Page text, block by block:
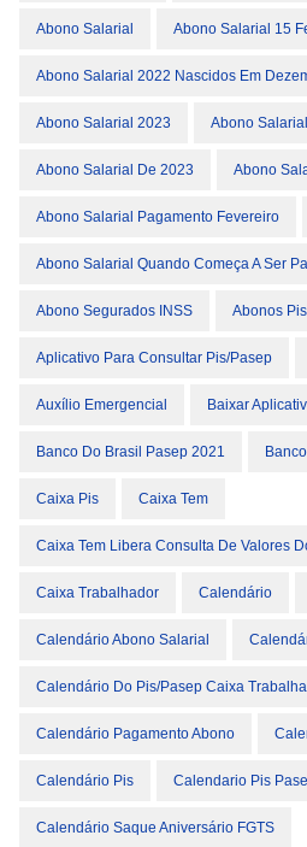
Abono Salarial Abono Salarial 15
Abono Salarial 2022 Nascidos Em
Abono Salarial 2023 Abono
Abono Salarial De 2023 Abono
Abono Salarial Pagamento Fevereiro
Abono Salarial Quando Começa A Ser
Abono Segurados INSS Abonos
Aplicativo Para Consultar Pis/pasep
Auxílio Emergencial Baixar
Banco Do Brasil Pasep 2021
Caixa Pis Caixa Tem
Caixa Tem Libera Consulta De Valores
Caixa Trabalhador Calendário
Calendário Abono Salarial
Calendário Do Pis/pasep Caixa
Calendário Pagamento Abono
Calendário Pis Calendario Pis
Calendário Saque Aniversário FGTS